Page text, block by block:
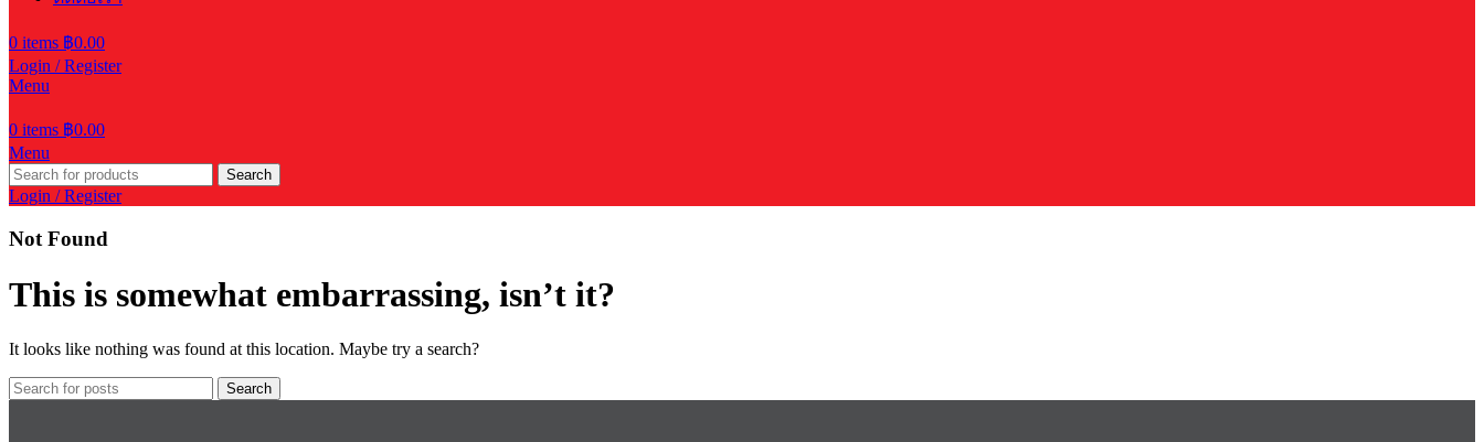
0 items ฿0.00
Login / Register
Menu
0 items ฿0.00
Menu
Search
Login / Register
Not Found
This is somewhat embarrassing, isn’t it?
It looks like nothing was found at this location. Maybe try a search?
Search